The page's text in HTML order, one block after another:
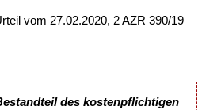
vom 27.02.2020, 2 AZR 390/19
des kostenpflichtigen